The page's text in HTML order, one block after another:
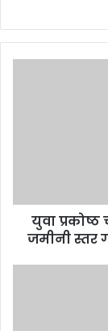
युवा
जमीनी स्तर